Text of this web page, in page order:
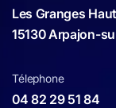
Les Granges
15130 Arpajon-
Télephone
04 82 29 51 84